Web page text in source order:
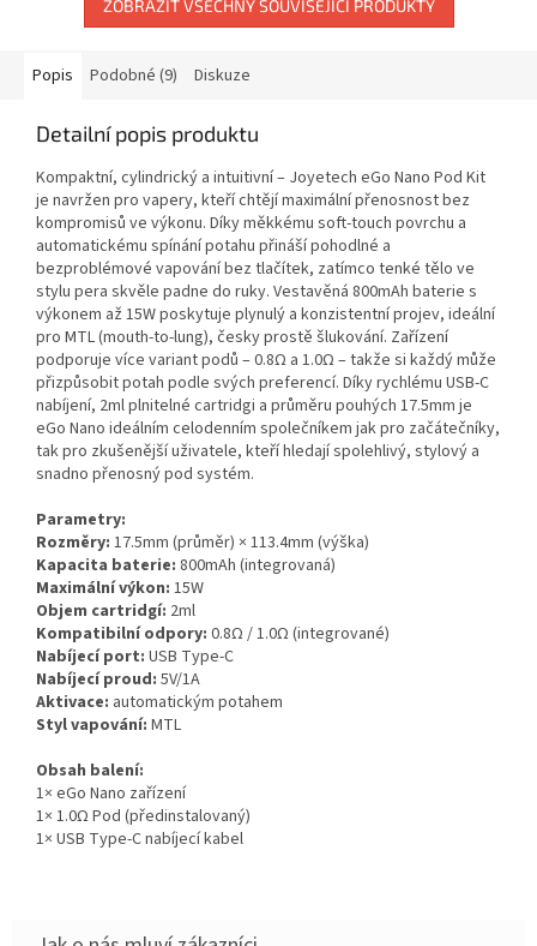
ZOBRAZIT VŠECHNY SOUVISEJÍCÍ PRODUKTY
Popis Podobné (9) Diskuze
Detailní popis produktu
Kompaktní, cylindrický a intuitivní – Joyetech eGo Nano Pod Kit
je navržen pro vapery, kteří chtějí maximální přenosnost bez
kompromisů ve výkonu. Díky měkkému soft-touch povrchu a
automatickému spínání potahu přináší pohodlné a
bezproblémové vapování bez tlačítek, zatímco tenké tělo ve
stylu pera skvěle padne do ruky. Vestavěná 800mAh baterie s
výkonem až 15W poskytuje plynulý a konzistentní projev, ideální
pro MTL (mouth-to-lung), česky prostě šlukování. Zařízení
podporuje více variant podů – 0.8Ω a 1.0Ω – takže si každý může
přizpůsobit potah podle svých preferencí. Díky rychlému USB-C
nabíjení, 2ml plnitelné cartridgi a průměru pouhých 17.5mm je
eGo Nano ideálním celodenním společníkem jak pro začátečníky,
tak pro zkušenější uživatele, kteří hledají spolehlivý, stylový a
snadno přenosný pod systém.
Parametry:
Rozměry: 17.5mm (průměr) × 113.4mm (výška)
Kapacita baterie: 800mAh (integrovaná)
Maximální výkon: 15W
Objem cartridgí: 2ml
Kompatibilní odpory: 0.8Ω / 1.0Ω (integrované)
Nabíjecí port: USB Type-C
Nabíjecí proud: 5V/1A
Aktivace: automatickým potahem
Styl vapování: MTL
Obsah balení:
1× eGo Nano zařízení
1× 1.0Ω Pod (předinstalovaný)
1× USB Type-C nabíjecí kabel